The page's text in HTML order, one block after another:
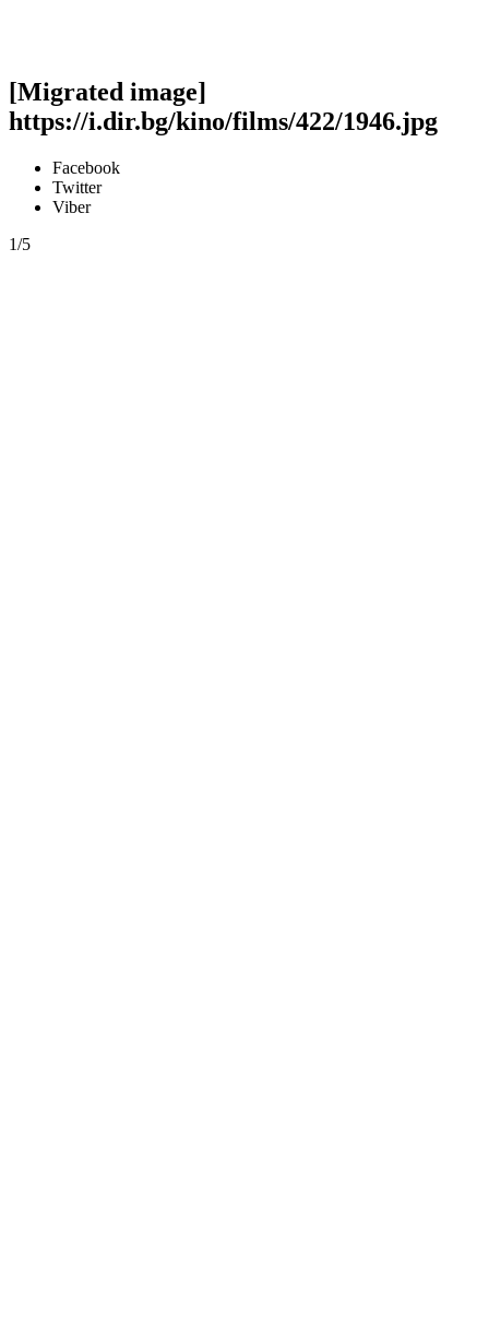
[Migrated image]
https://i.dir.bg/kino/films/422/1946.jpg
Facebook
Twitter
Viber
1/5